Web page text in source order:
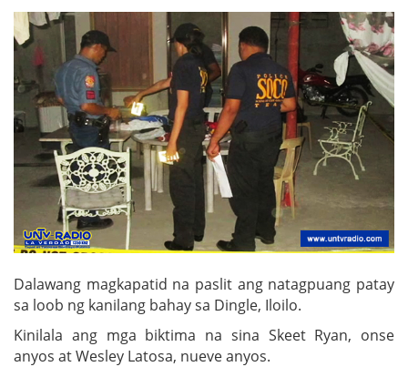
Dalawang magkapatid na paslit ang natagpuang patay
sa loob ng kanilang bahay sa Dingle, Iloilo.
Kinilala ang mga biktima na sina Skeet Ryan, onse
anyos at Wesley Latosa, nueve anyos.